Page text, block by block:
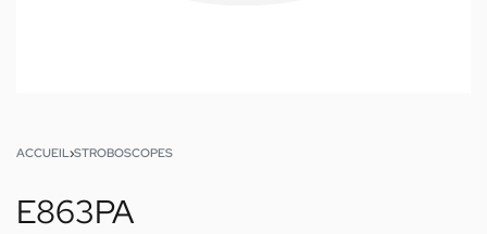
ACCUEIL›STROBOSCOPES
E863PA